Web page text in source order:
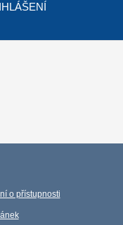
o přístupnosti